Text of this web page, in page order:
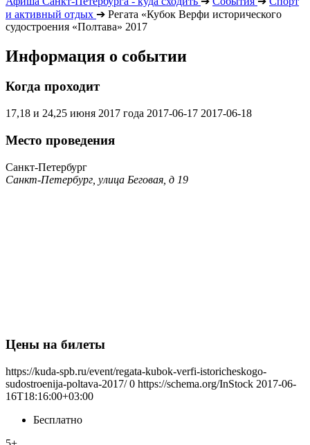
и активный отдых ➔ Регата «Кубок Верфи исторического
судостроения «Полтава» 2017
Информация о событии
Когда проходит
17,18 и 24,25 июня 2017 года 2017-06-17 2017-06-18
Место проведения
Санкт-Петербург
Санкт-Петербург, улица Беговая, д 19
Цены на билеты
https://kuda-spb.ru/event/regata-kubok-verfi-istoricheskogo-
sudostroenija-poltava-2017/ 0 https://schema.org/InStock 2017-06-
16T18:16:00+03:00
Бесплатно